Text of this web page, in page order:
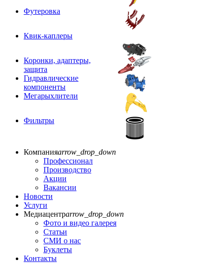
Футеровка
Квик-каплеры
Коронки, адаптеры,
защита
Гидравлические
компоненты
Мегарыхлители
Фильтры
Компанияarrow_drop_down
Профессионал
Производство
Акции
Вакансии
Новости
Услуги
Медиацентрarrow_drop_down
Фото и видео галерея
Статьи
СМИ о нас
Буклеты
Контакты